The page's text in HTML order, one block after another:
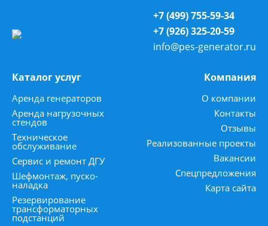
+7 (499) 755-59-34
+7 (926) 325-20-59
info@pes-generator.ru
Каталог услуг
Аренда генераторов
Аренда нагрузочных
стендов
Техническое
обслуживание
Сервис и ремонт ДГУ
Шефмонтаж, пуско-
наладка
Резервирование
трансформаторных
подстанций
Компания
О компании
Контакты
Отзывы
Реализованные проекты
Вакансии
Спецпредложения
Карта сайта